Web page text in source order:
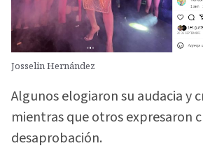
Josselin Hernández
Algunos elogiaron su audacia y
mientras que otros expresaron
desaprobación.